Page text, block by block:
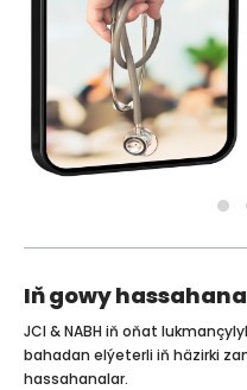
Iň gowy
JCI & NABH iň oňat
bahadan elýeterli iň häzirki
hassahanalar.